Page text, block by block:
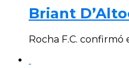
Briant
Rocha F.C.